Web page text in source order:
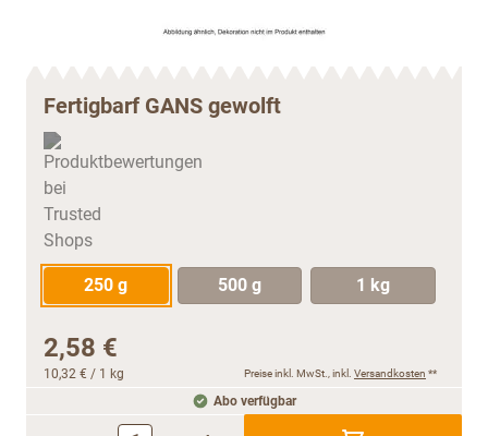
Fertigbarf GANS gewolft
250 g 500 g 1 kg
2,58 €
10,32 € / 1 kg Preise inkl. MwSt., inkl. Versandkosten **
Abo verfügbar